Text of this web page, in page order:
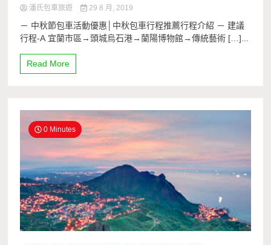
潘氏包車旅遊 29 8 月, 2019
－ 中秋節包車活動優惠│中秋包車行程推薦行程介紹 － 建議
行程-A 宜蘭市區→頭城烏石港→蘭陽博物館→傳統藝術 […]...
Read More
0 Minutes